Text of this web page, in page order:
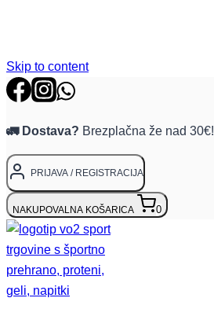
Skip to content
🚛 Dostava? Brezplačna že nad 30€!
PRIJAVA / REGISTRACIJA
NAKUPOVALNA KOŠARICA 0